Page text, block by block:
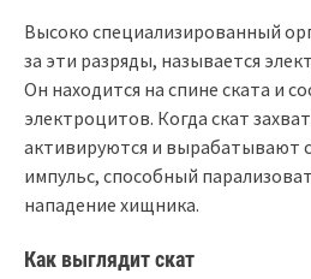
Высоко специализированный
за эти разряды, называется
Он находится на спине ската и
электроцитов. Когда скат
активируются и вырабатывают
импульс, способный
нападение хищника.
Как выглядит скат